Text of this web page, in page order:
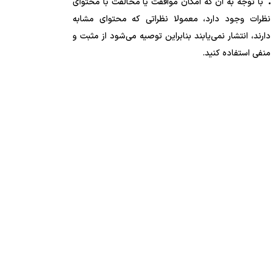
نظرات وجود دارد، معمولا نظراتی که محتوای مشابه
دارند، انتشار نمی‌یابند بنابراین توصیه می‌شود از مثبت و
منفی استفاده کنید.